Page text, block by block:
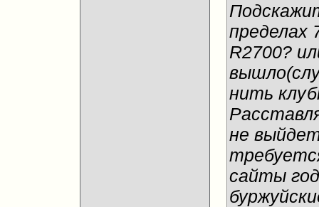
пределах
R2700?
нить
не
сайты